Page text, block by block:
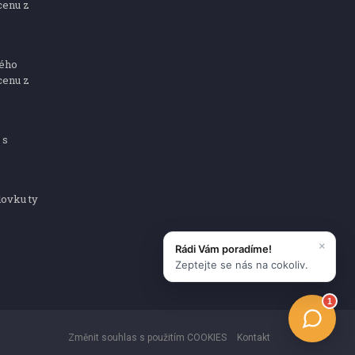
z
z
ty
Změnit souhlas s použitím COOKIES Kontakt